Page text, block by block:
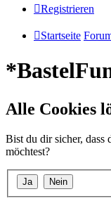
Registrieren
Startseite
Alle Cookies
Bist du dir sicher, dass
möchtest?